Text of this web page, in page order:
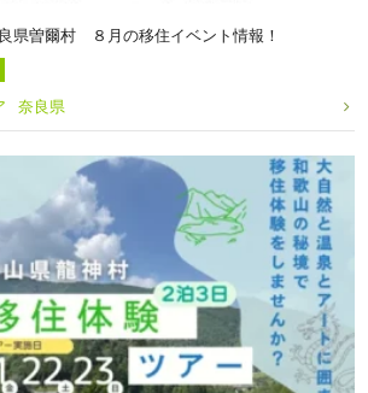
県曽爾村 ８月の移住イベント情報！
奈良県